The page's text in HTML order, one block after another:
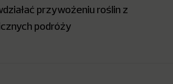
przywożeniu roślin z
podróży